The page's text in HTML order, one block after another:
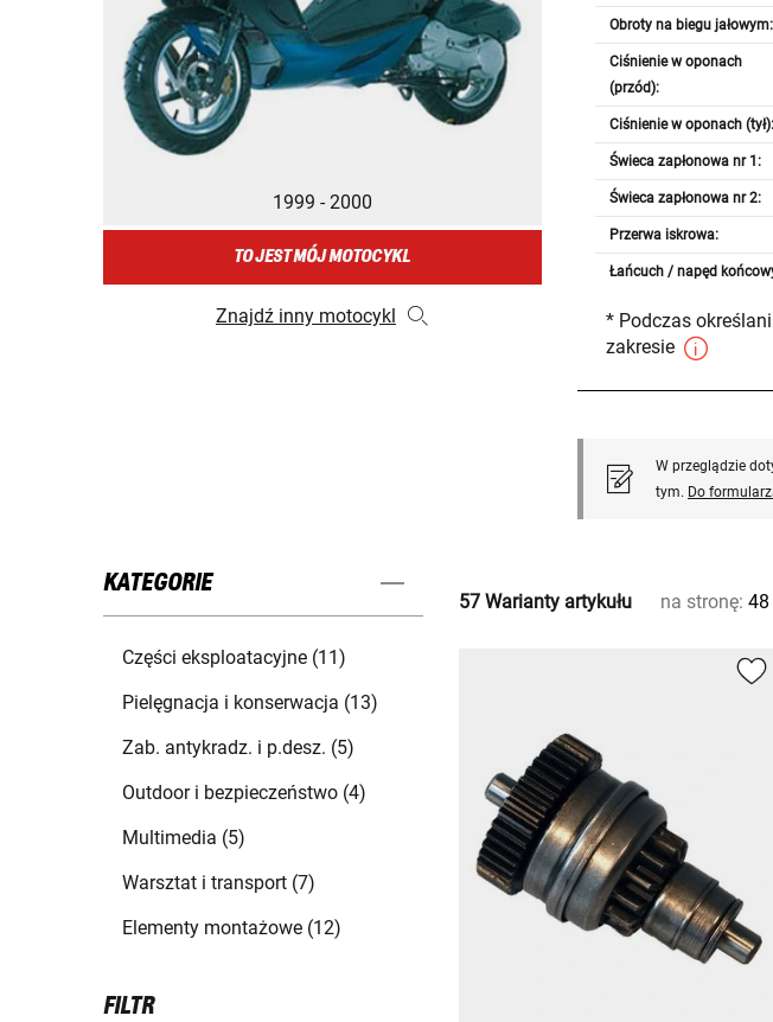
1999 - 2000
TO JEST MÓJ MOTOCYKL
Znajdź inny motocykl
Obroty na biegu jałowym:
Ciśnienie w oponach
(przód):
Ciśnienie w oponach (tył):
Świeca zapłonowa nr 1:
Świeca zapłonowa nr 2:
Przerwa iskrowa:
Łańcuch / napęd
* Podczas
zakresie
W przeglądzie
tym. Do
KATEGORIE
Części eksploatacyjne (11)
Pielęgnacja i konserwacja (13)
Zab. antykradz. i p.desz. (5)
Outdoor i bezpieczeństwo (4)
Multimedia (5)
Warsztat i transport (7)
Elementy montażowe (12)
FILTR
57 Warianty artykułu na stronę: